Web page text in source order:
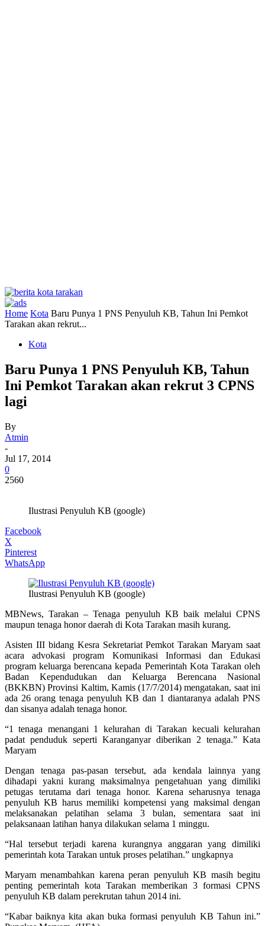
Home Kota Baru Punya 1 PNS Penyuluh KB, Tahun Ini Pemkot
Tarakan akan rekrut...
Kota
Baru Punya 1 PNS Penyuluh KB, Tahun
Ini Pemkot Tarakan akan rekrut 3 CPNS
lagi
By
Atmin
-
Jul 17, 2014
0
2560
Ilustrasi Penyuluh KB (google)
Facebook
X
Pinterest
WhatsApp
Ilustrasi Penyuluh KB (google)
MBNews, Tarakan – Tenaga penyuluh KB baik melalui CPNS
maupun tenaga honor daerah di Kota Tarakan masih kurang.
Asisten III bidang Kesra Sekretariat Pemkot Tarakan Maryam saat
acara advokasi program Komunikasi Informasi dan Edukasi
program keluarga berencana kepada Pemerintah Kota Tarakan oleh
Badan Kependudukan dan Keluarga Berencana Nasional
(BKKBN) Provinsi Kaltim, Kamis (17/7/2014) mengatakan, saat ini
ada 26 orang tenaga penyuluh KB dan 1 diantaranya adalah PNS
dan sisanya adalah tenaga honor.
“1 tenaga menangani 1 kelurahan di Tarakan kecuali kelurahan
padat penduduk seperti Karanganyar diberikan 2 tenaga.” Kata
Maryam
Dengan tenaga pas-pasan tersebut, ada kendala lainnya yang
dihadapi yakni kurang maksimalnya pengetahuan yang dimiliki
petugas terutama dari tenaga honor. Karena seharusnya tenaga
penyuluh KB harus memiliki kompetensi yang maksimal dengan
melaksanakan pelatihan selama 3 bulan, sementara saat ini
pelaksanaan latihan hanya dilakukan selama 1 minggu.
“Hal tersebut terjadi karena kurangnya anggaran yang dimiliki
pemerintah kota Tarakan untuk proses pelatihan.” ungkapnya
Maryam menambahkan karena peran penyuluh KB masih begitu
penting pemerintah kota Tarakan memberikan 3 formasi CPNS
penyuluh KB dalam perekrutan tahun 2014 ini.
“Kabar baiknya kita akan buka formasi penyuluh KB Tahun ini.”